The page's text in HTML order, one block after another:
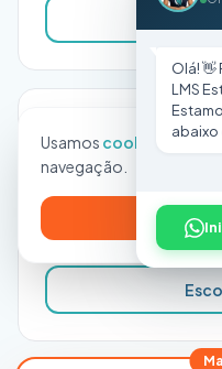
R$287
Cobrado mensalmente
Escola consolidada.
Olá!
LMS
abaixo
Usamos cookies
para
navegação.